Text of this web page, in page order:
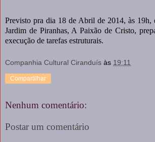
Previsto pra dia 18 de Abril de 2014, às 19h,
Jardim de Piranhas, A Paixão de Cristo,
execução de tarefas estruturais.
Companhia Cultural Ciranduís às 19:11
Compartilhar
Nenhum comentário:
Postar um comentário